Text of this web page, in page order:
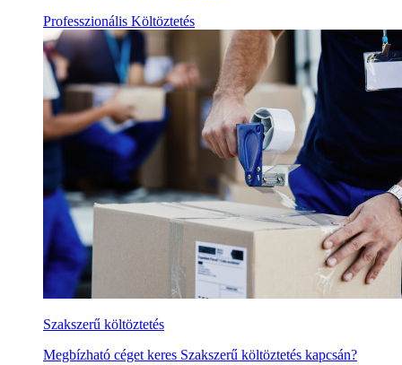
Professzionális Költöztetés
Szakszerű költöztetés
Megbízható céget keres Szakszerű költöztetés kapcsán?